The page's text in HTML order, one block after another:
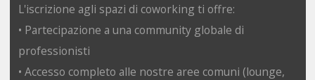
L'iscrizione agli spazi di coworking ti offre:
• Partecipazione a una community globale di
professionisti
• Accesso completo alle nostre aree comuni (lounge,